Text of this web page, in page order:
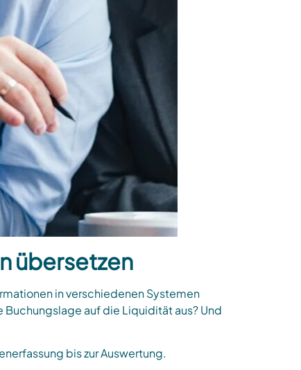
übersetzen
in verschiedenen Systemen
auf die Liquidität aus? Und
bis zur Auswertung.